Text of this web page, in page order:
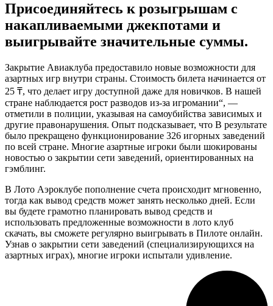
Присоединяйтесь к розыгрышам с
накапливаемыми джекпотами и
выигрывайте значительные суммы.
Закрытие Авиаклуба предоставило новые возможности для
азартных игр внутри страны. Стоимость билета начинается от
25 ₸, что делает игру доступной даже для новичков. В нашей
стране наблюдается рост разводов из-за игромании“, —
отметили в полиции, указывая на самоубийства зависимых и
другие правонарушения. Опыт подсказывает, что В результате
было прекращено функционирование 326 игорных заведений
по всей стране. Многие азартные игроки были шокированы
новостью о закрытии сети заведений, ориентированных на
гэмблинг.
В Лото Аэроклубе пополнение счета происходит мгновенно,
тогда как вывод средств может занять несколько дней. Если
вы будете грамотно планировать вывод средств и
использовать предложенные возможности в лото клуб
скачать, вы сможете регулярно выигрывать в Пилоте онлайн.
Узнав о закрытии сети заведений (специализирующихся на
азартных играх), многие игроки испытали удивление.